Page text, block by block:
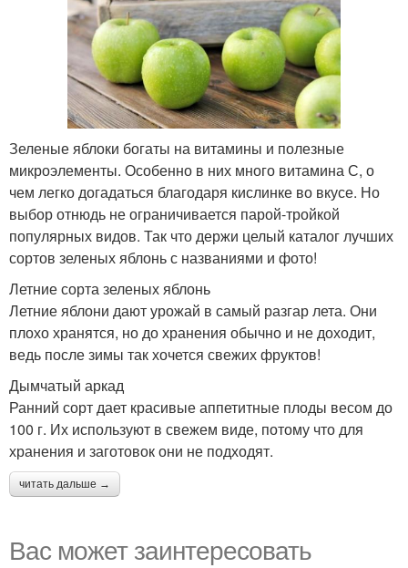
Зеленые яблоки богаты на витамины и полезные
микроэлементы. Особенно в них много витамина С, о
чем легко догадаться благодаря кислинке во вкусе. Но
выбор отнюдь не ограничивается парой-тройкой
популярных видов. Так что держи целый каталог лучших
сортов зеленых яблонь с названиями и фото!
Летние сорта зеленых яблонь
Летние яблони дают урожай в самый разгар лета. Они
плохо хранятся, но до хранения обычно и не доходит,
ведь после зимы так хочется свежих фруктов!
Дымчатый аркад
Ранний сорт дает красивые аппетитные плоды весом до
100 г. Их используют в свежем виде, потому что для
хранения и заготовок они не подходят.
читать дальше →
Вас может заинтересовать